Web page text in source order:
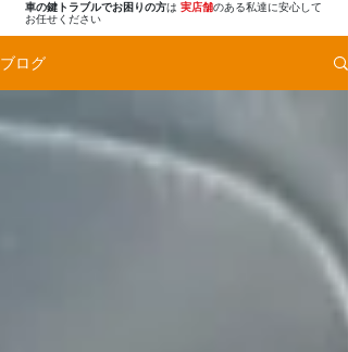
車の鍵トラブルでお困りの方は 実店舗のある私達に安心して
お任せください
ブログ